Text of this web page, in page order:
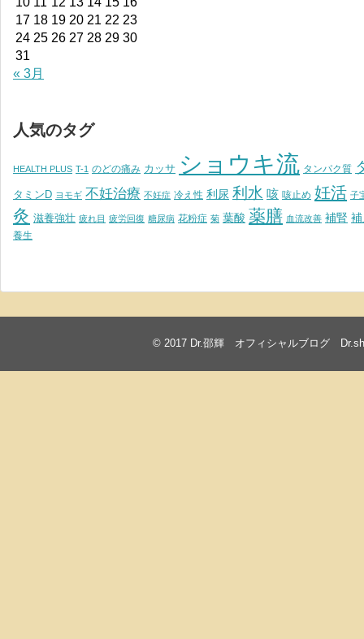
17 18 19 20 21 22 23
24 25 26 27 28 29 30
31
« 3月
人気のタグ
HEALTH PLUS T-1 のどの痛み カッサ ショウキ流 タンパク質
タミンD ヨモギ 不妊治療 不妊症 冷え性 利尿 利水 咳 咳止め 妊活 子
灸 滋養強壮 疲れ目 疲労回復 糖尿病 花粉症 菊 葉酸 薬膳 血流改善 補腎
養生
© 2017 Dr.邵輝 オフィシャルブログ